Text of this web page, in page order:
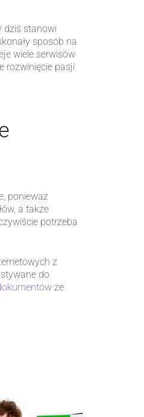
dziś stanowi
sposób na
wiele serwisów
rozwinięcie pasji
ponieważ
a także
potrzeba
z
do
ze